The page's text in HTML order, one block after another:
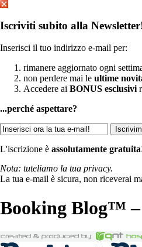
Iscriviti subito alla
Inserisci il tuo indirizzo e-mail per:
rimanere aggiornato ogni
non perdere mai le ultime
Accedere ai BONUS esclusivi
...perché aspettare?
L'iscrizione è assolutamente
Nota: tuteliamo la tua privacy.
La tua e-mail è sicura, non riceverai
Booking Blog™